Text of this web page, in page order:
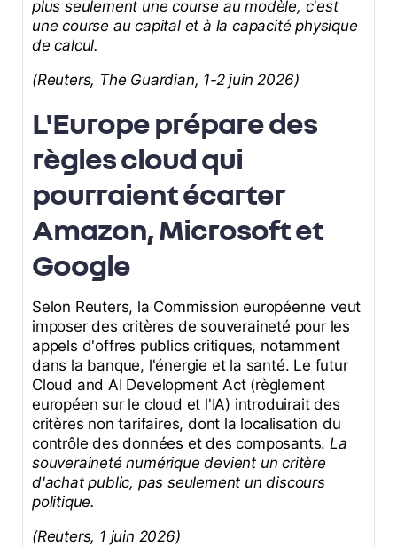
plus seulement une course au modèle, c'est
une course au capital et à la capacité physique
de calcul.
(Reuters, The Guardian, 1-2 juin 2026)
L'Europe prépare des
règles cloud qui
pourraient écarter
Amazon, Microsoft et
Google
Selon Reuters, la Commission européenne veut
imposer des critères de souveraineté pour les
appels d'offres publics critiques, notamment
dans la banque, l'énergie et la santé. Le futur
Cloud and AI Development Act (règlement
européen sur le cloud et l'IA) introduirait des
critères non tarifaires, dont la localisation du
contrôle des données et des composants. La
souveraineté numérique devient un critère
d'achat public, pas seulement un discours
politique.
(Reuters, 1 juin 2026)